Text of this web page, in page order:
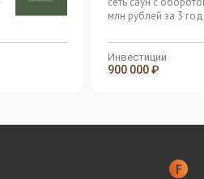
млн рублей за 3
Инвестиции
900 000 ₽